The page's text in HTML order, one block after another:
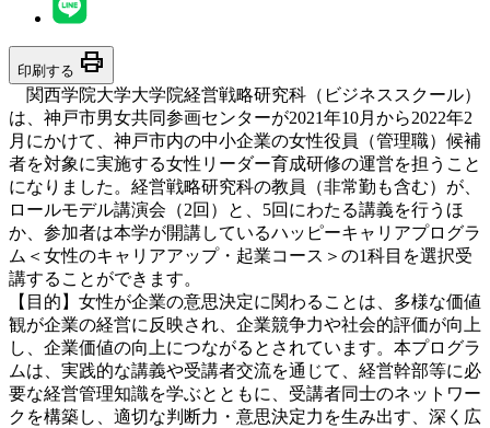
印刷する print
関西学院大学大学院経営戦略研究科（ビジネススクール）
は、神戸市男女共同参画センターが2021年10月から2022年2
月にかけて、神戸市内の中小企業の女性役員（管理職）候補
者を対象に実施する女性リーダー育成研修の運営を担うこと
になりました。経営戦略研究科の教員（非常勤も含む）が、
ロールモデル講演会（2回）と、5回にわたる講義を行うほ
か、参加者は本学が開講しているハッピーキャリアプログラ
ム＜女性のキャリアアップ・起業コース＞の1科目を選択受
講することができます。
【目的】女性が企業の意思決定に関わることは、多様な価値
観が企業の経営に反映され、企業競争力や社会的評価が向上
し、企業価値の向上につながるとされています。本プログラ
ムは、実践的な講義や受講者交流を通じて、経営幹部等に必
要な経営管理知識を学ぶとともに、受講者同士のネットワー
クを構築し、適切な判断力・意思決定力を生み出す、深く広